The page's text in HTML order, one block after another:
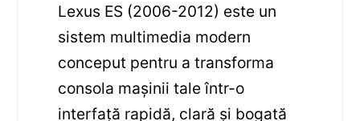
Lexus ES (2006-2012) este un
sistem multimedia modern
conceput pentru a transforma
consola mașinii tale într-o
interfață rapidă, clară și bogată